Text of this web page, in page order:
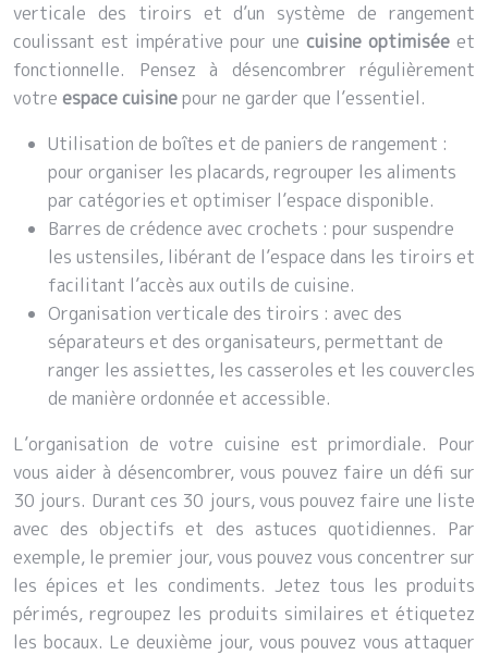
verticale des tiroirs et d’un système de rangement
coulissant est impérative pour une cuisine optimisée et
fonctionnelle. Pensez à désencombrer régulièrement
votre espace cuisinepour ne garder que l’essentiel.
Utilisation de boîtes et de paniers de rangement :
pour organiser les placards, regrouper les aliments
par catégories et optimiser l’espace disponible.
Barres de crédence avec crochets : pour suspendre
les ustensiles, libérant de l’espace dans les tiroirs et
facilitant l’accès aux outils de cuisine.
Organisation verticale des tiroirs : avec des
séparateurs et des organisateurs, permettant de
ranger les assiettes, les casseroles et les couvercles
de manière ordonnée et accessible.
L’organisation de votre cuisine est primordiale. Pour
vous aider à désencombrer, vous pouvez faire un défi sur
30 jours. Durant ces 30 jours, vous pouvez faire une liste
avec des objectifs et des astuces quotidiennes. Par
exemple, le premier jour, vous pouvez vous concentrer sur
les épices et les condiments. Jetez tous les produits
périmés, regroupez les produits similaires et étiquetez
les bocaux. Le deuxième jour, vous pouvez vous attaquer